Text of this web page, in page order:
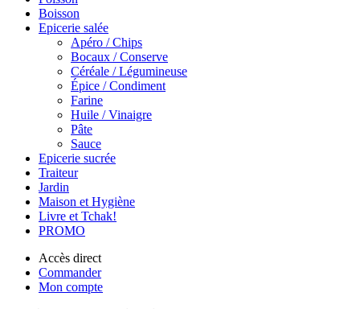
Boisson
Epicerie salée
Apéro / Chips
Bocaux / Conserve
Céréale / Légumineuse
Épice / Condiment
Farine
Huile / Vinaigre
Pâte
Sauce
Epicerie sucrée
Traiteur
Jardin
Maison et Hygiène
Livre et Tchak!
PROMO
Accès direct
Commander
Mon compte